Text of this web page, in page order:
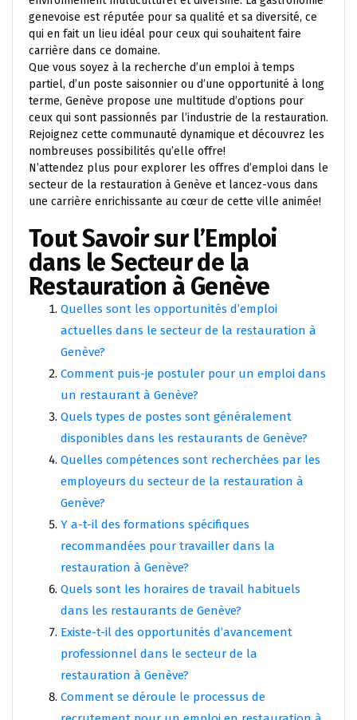
genevoise est réputée pour sa qualité et sa diversité, ce
qui en fait un lieu idéal pour ceux qui souhaitent faire
carrière dans ce domaine.
Que vous soyez à la recherche d’un emploi à temps
partiel, d’un poste saisonnier ou d’une opportunité à long
terme, Genève propose une multitude d’options pour
ceux qui sont passionnés par l’industrie de la restauration.
Rejoignez cette communauté dynamique et découvrez les
nombreuses possibilités qu’elle offre!
N’attendez plus pour explorer les offres d’emploi dans le
secteur de la restauration à Genève et lancez-vous dans
une carrière enrichissante au cœur de cette ville animée!
Tout Savoir sur l’Emploi
dans le Secteur de la
Restauration à Genève
Quelles sont les opportunités d’emploi
actuelles dans le secteur de la restauration à
Genève?
Comment puis-je postuler pour un emploi dans
un restaurant à Genève?
Quels types de postes sont généralement
disponibles dans les restaurants de Genève?
Quelles compétences sont recherchées par les
employeurs du secteur de la restauration à
Genève?
Y a-t-il des formations spécifiques
recommandées pour travailler dans la
restauration à Genève?
Quels sont les horaires de travail habituels
dans les restaurants de Genève?
Existe-t-il des opportunités d’avancement
professionnel dans le secteur de la
restauration à Genève?
Comment se déroule le processus de